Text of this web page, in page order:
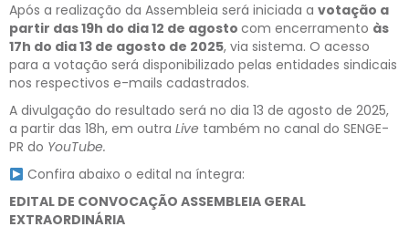
Após a realização da Assembleia será iniciada a votação a
partir das 19h do dia 12 de agosto com encerramento às
17h do dia 13 de agosto de 2025, via sistema. O acesso
para a votação será disponibilizado pelas entidades sindicais
nos respectivos e-mails cadastrados.
A divulgação do resultado será no dia 13 de agosto de 2025,
a partir das 18h, em outra Live também no canal do SENGE-
PR do YouTube.
Confira abaixo o edital na íntegra:
EDITAL DE CONVOCAÇÃO ASSEMBLEIA GERAL
EXTRAORDINÁRIA